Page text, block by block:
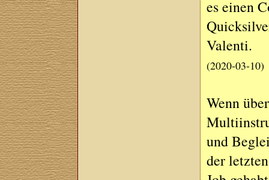
es einen
Valenti.
(2020-03-10)
Wenn
und
der